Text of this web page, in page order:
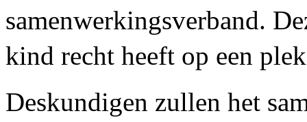
samenwerkingsverband.
kind recht heeft op een
Deskundigen zullen het